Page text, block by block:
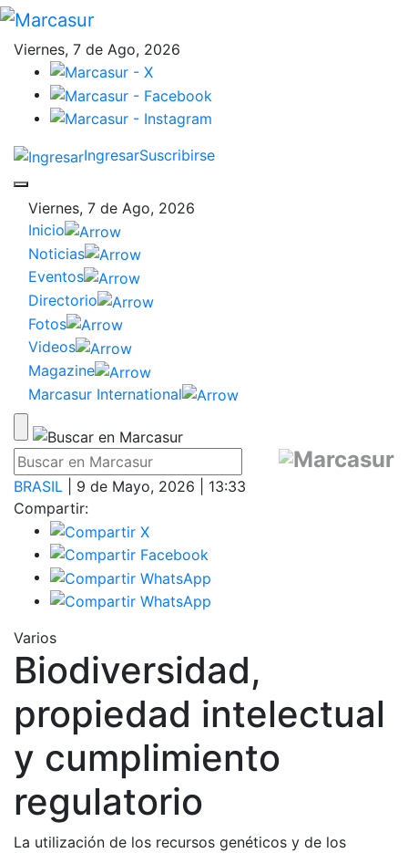
Viernes, 7 de Ago, 2026
IngresarSuscribirse
Viernes, 7 de Ago, 2026
Inicio
Noticias
Eventos
Directorio
Fotos
Videos
Magazine
Marcasur International
BRASIL | 9 de Mayo, 2026 | 13:33
Compartir:
Varios
Biodiversidad,
propiedad intelectual
y cumplimiento
regulatorio
La utilización de los recursos genéticos y de los